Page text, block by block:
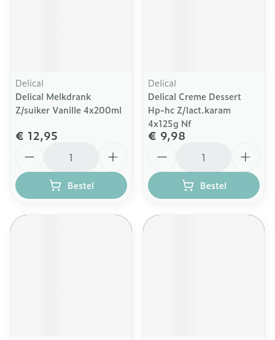
Delical
Delical Melkdrank
Z/suiker Vanille 4x200ml
€ 12,95
Bestel
Delical
Delical Creme Dessert
Hp-hc Z/lact.karam
4x125g Nf
€ 9,98
Bestel